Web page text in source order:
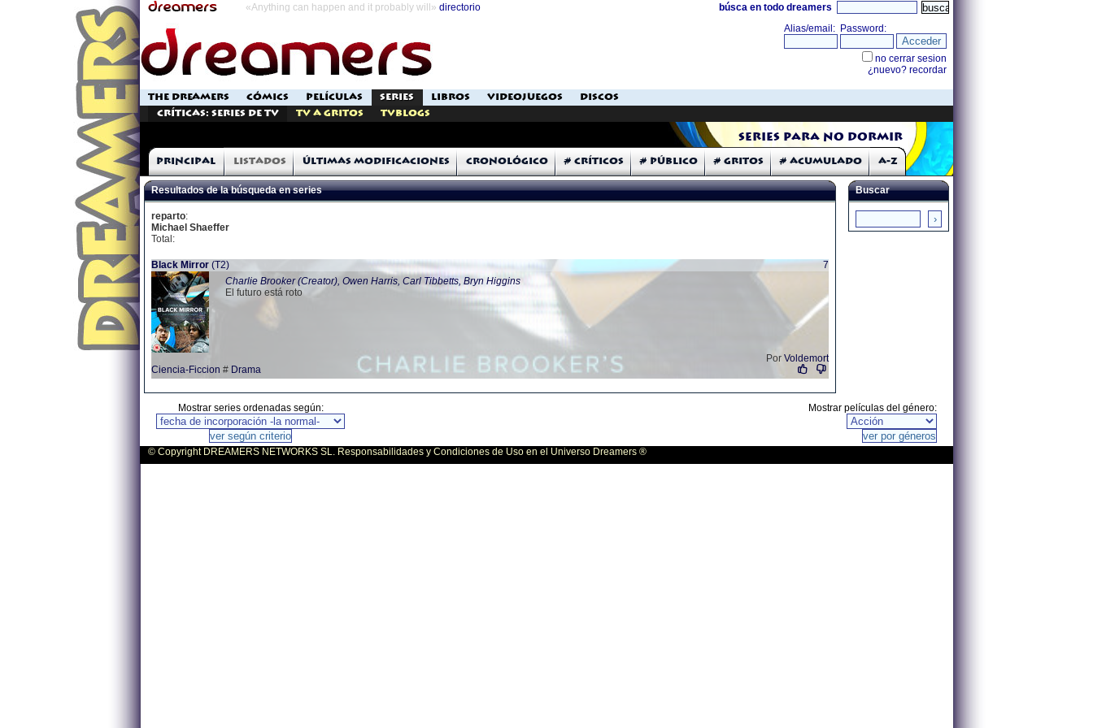
«Anything can happen and it probably will» directorio búsca en todo dreamers
THE DREAMERS CÓMICS PELÍCULAS SERIES LIBROS VIDEOJUEGOS
DISCOS
Críticas: Series de TV
TV a Gritos TVblogs
Series para no dormir
Principal Listados Últimas modificaciones Cronológico # Críticos # Público # Gritos # Acumulado A-Z
Resultados de la búsqueda en series
reparto:
Michael Shaeffer
Total:
Black Mirror (T2)
7
Charlie Brooker (Creator), Owen Harris, Carl Tibbetts, Bryn Higgins
El futuro está roto
Por Voldemort
Ciencia-Ficcion # Drama
Buscar
Mostrar series ordenadas según: Mostrar películas del género:
© Copyright DREAMERS NETWORKS SL. Responsabilidades y Condiciones de Uso en el Universo Dreamers ®